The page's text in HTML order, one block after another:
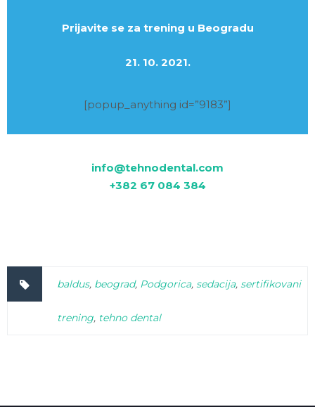
Prijavite se za trening u Beogradu
21. 10. 2021.
[popup_anything id=”9183”]
info@tehnodental.com
+382 67 084 384
baldus, beograd, Podgorica, sedacija, sertifikovani
trening, tehno dental